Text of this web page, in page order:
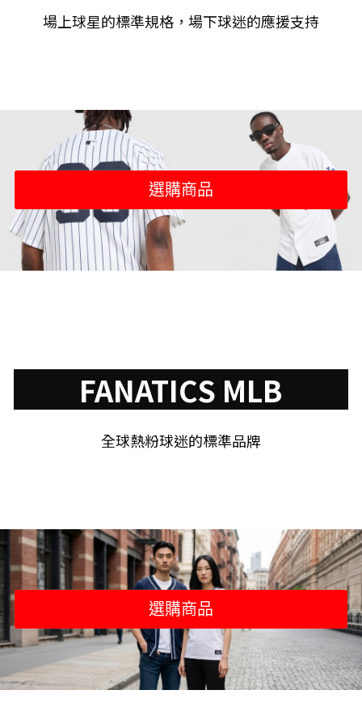
場上球星的標準規格，場下球迷的應援支持
選購商品
FANATICS MLB
全球熱粉球迷的標準品牌
選購商品